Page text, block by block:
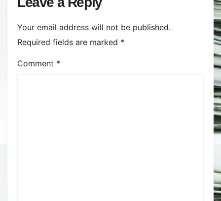
Your email address will not be published.
Required fields are marked *
Comment *